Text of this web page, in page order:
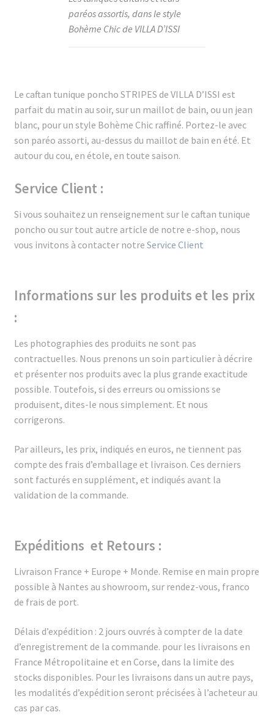
paréos assortis, dans le style
Bohème Chic de VILLA D’ISSI
Le caftan tunique poncho STRIPES de VILLA D’ISSI est
parfait du matin au soir, sur un maillot de bain, ou un jean
blanc, pour un style Bohème Chic raffiné. Portez-le avec
son paréo assorti, au-dessus du maillot de bain en été. Et
autour du cou, en étole, en toute saison.
Service Client :
Si vous souhaitez un renseignement sur le caftan tunique
poncho ou sur tout autre article de notre e-shop, nous
vous invitons à contacter notre Service Client
Informations sur les produits et les prix
:
Les photographies des produits ne sont pas
contractuelles. Nous prenons un soin particulier à décrire
et présenter nos produits avec la plus grande exactitude
possible. Toutefois, si des erreurs ou omissions se
produisent, dites-le nous simplement. Et nous
corrigerons.
Par ailleurs, les prix, indiqués en euros, ne tiennent pas
compte des frais d’emballage et livraison. Ces derniers
sont facturés en supplément, et indiqués avant la
validation de la commande.
Expéditions et Retours :
Livraison France + Europe + Monde. Remise en main propre
possible à Nantes au showroom, sur rendez-vous, franco
de frais de port.
Délais d’expédition : 2 jours ouvrés à compter de la date
d’enregistrement de la commande. pour les livraisons en
France Métropolitaine et en Corse, dans la limite des
stocks disponibles. Pour les livraisons dans un autre pays,
les modalités d’expédition seront précisées à l’acheteur au
cas par cas.